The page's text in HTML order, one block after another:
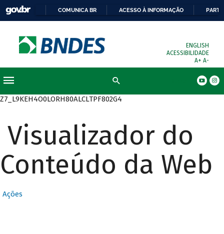
COMUNICA BR ACESSO À INFORMAÇÃO
ENGLISH
ACESSIBILIDADE
A+ A-
Z7_L9KEH4O0LORH80ALCLTPF802G4
Visualizador do
Conteúdo da Web
Ações